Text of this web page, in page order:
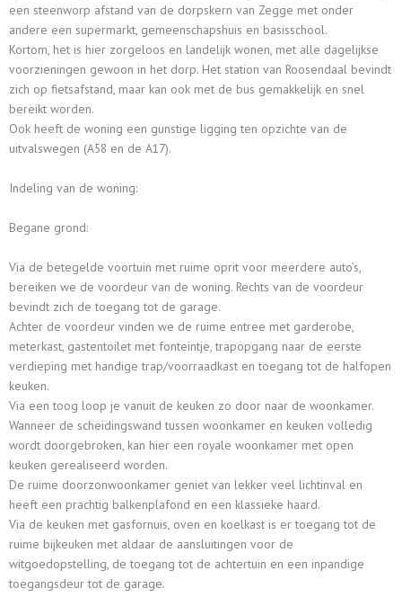
een steenworp afstand van de dorpskern van Zegge met onder
andere een supermarkt, gemeenschapshuis en basisschool.
Kortom, het is hier zorgeloos en landelijk wonen, met alle dagelijkse
voorzieningen gewoon in het dorp. Het station van Roosendaal bevindt
zich op fietsafstand, maar kan ook met de bus gemakkelijk en snel
bereikt worden.
Ook heeft de woning een gunstige ligging ten opzichte van de
uitvalswegen (A58 en de A17).
Indeling van de woning:
Begane grond:
Via de betegelde voortuin met ruime oprit voor meerdere auto’s,
bereiken we de voordeur van de woning. Rechts van de voordeur
bevindt zich de toegang tot de garage.
Achter de voordeur vinden we de ruime entree met garderobe,
meterkast, gastentoilet met fonteintje, trapopgang naar de eerste
verdieping met handige trap/voorraadkast en toegang tot de halfopen
keuken.
Via een toog loop je vanuit de keuken zo door naar de woonkamer.
Wanneer de scheidingswand tussen woonkamer en keuken volledig
wordt doorgebroken, kan hier een royale woonkamer met open
keuken gerealiseerd worden.
De ruime doorzonwoonkamer geniet van lekker veel lichtinval en
heeft een prachtig balkenplafond en een klassieke haard.
Via de keuken met gasfornuis, oven en koelkast is er toegang tot de
ruime bijkeuken met aldaar de aansluitingen voor de
witgoedopstelling, de toegang tot de achtertuin en een inpandige
toegangsdeur tot de garage.